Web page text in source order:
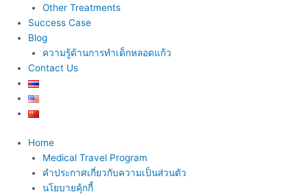
Other Treatments
Success Case
Blog
ความรู้ด้านการทำเด็กหลอดแก้ว
Contact Us
Home
Medical Travel Program
คำประกาศเกี่ยวกับความเป็นส่วนตัว
นโยบายคุ้กกี้